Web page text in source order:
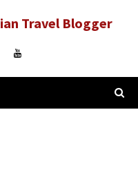
Travel Blogger